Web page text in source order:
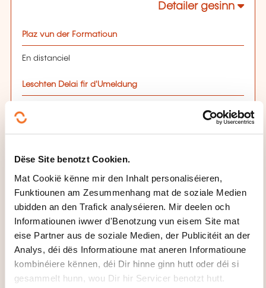
Dëse Site benotzt Cookien.
Mat Cookië kënne mir den Inhalt personaliséieren,
Funktiounen am Zesummenhang mat de soziale Medien
ubidden an den Trafick analyséieren. Mir deelen och
Informatiounen iwwer d'Benotzung vun eisem Site mat
eise Partner aus de soziale Medien, der Publicitéit an der
Analys, déi dës Informatioune mat aneren Informatioune
kombinéiere kënnen, déi Dir hinne ginn hutt oder déi si
gesammelt hunn, wou Dir hir Servicer benotzt hutt.
Detailer gesinn
Plaz vun der Formatioun
En distanciel
Leschten Delai fir d'Umeldung
Sech umellen
02.11.2026
En distanciel
FR 850,00€
Detailer gesinn